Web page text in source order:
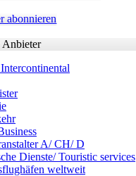
abonnieren
Anbieter
A/ CH/ D
Dienste/ Touristic services
weltweit